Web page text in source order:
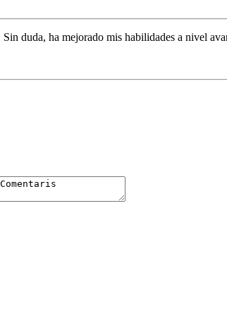
duda, ha mejorado mis habilidades a nivel